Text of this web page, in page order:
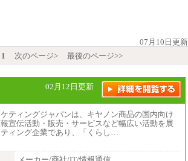
07月10日更新
1 次のページ> 最後のページ>>
02月12日更新
ティングジャパンは、キヤノン商品の国内向け
宣伝活動・販売・サービスなど幅広い活動を展
ィング企業であり、「くらし…